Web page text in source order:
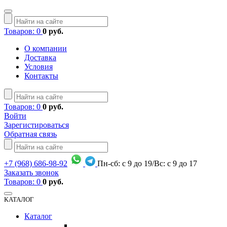
Товаров: 0 0 руб.
О компании
Доставка
Условия
Контакты
Товаров: 0 0 руб.
Войти
Зарегистироваться
Обратная связь
+7 (968) 686-98-92
Пн-сб: с 9 до 19/Вс: с 9 до 17
Заказать звонок
Товаров: 0 0 руб.
КАТАЛОГ
Каталог